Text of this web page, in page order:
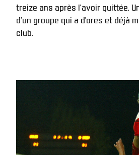
treize ans après l’avoir quittée.
d’un groupe qui a d’ores et déjà
club.